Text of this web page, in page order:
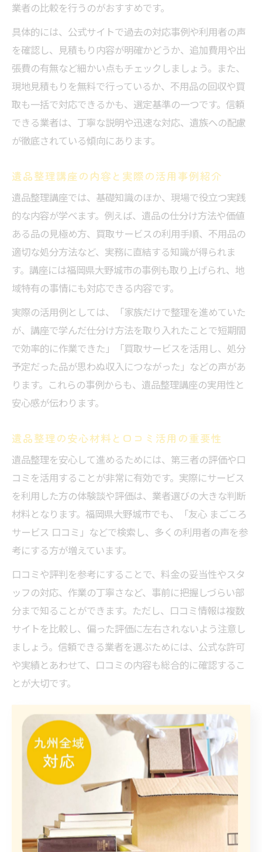
業者の比較を行うのがおすすめです。
具体的には、公式サイトで過去の対応事例や利用者の声
を確認し、見積もり内容が明確かどうか、追加費用や出
張費の有無など細かい点もチェックしましょう。また、
現地見積もりを無料で行っているか、不用品の回収や買
取も一括で対応できるかも、選定基準の一つです。信頼
できる業者は、丁寧な説明や迅速な対応、遺族への配慮
が徹底されている傾向にあります。
遺品整理講座の内容と実際の活用事例紹介
遺品整理講座では、基礎知識のほか、現場で役立つ実践
的な内容が学べます。例えば、遺品の仕分け方法や価値
ある品の見極め方、買取サービスの利用手順、不用品の
適切な処分方法など、実務に直結する知識が得られま
す。講座には福岡県大野城市の事例も取り上げられ、地
域特有の事情にも対応できる内容です。
実際の活用例としては、「家族だけで整理を進めていた
が、講座で学んだ仕分け方法を取り入れたことで短期間
で効率的に作業できた」「買取サービスを活用し、処分
予定だった品が思わぬ収入につながった」などの声があ
ります。これらの事例からも、遺品整理講座の実用性と
安心感が伝わります。
遺品整理の安心材料と口コミ活用の重要性
遺品整理を安心して進めるためには、第三者の評価や口
コミを活用することが非常に有効です。実際にサービス
を利用した方の体験談や評価は、業者選びの大きな判断
材料となります。福岡県大野城市でも、「友心 まごころ
サービス 口コミ」などで検索し、多くの利用者の声を参
考にする方が増えています。
口コミや評判を参考にすることで、料金の妥当性やスタ
ッフの対応、作業の丁寧さなど、事前に把握しづらい部
分まで知ることができます。ただし、口コミ情報は複数
サイトを比較し、偏った評価に左右されないよう注意し
ましょう。信頼できる業者を選ぶためには、公式な許可
や実績とあわせて、口コミの内容も総合的に確認するこ
とが大切です。
失敗しない遺品整理の進め方と
費用の目安
遺品整理の費用目安と安心価格の見分け方
遺品整理を依頼する際、多くの方が気になるのは費用の